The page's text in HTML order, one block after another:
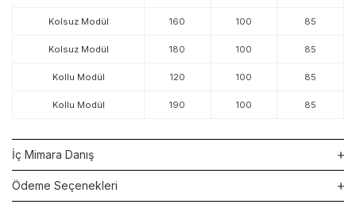
Kolsuz Modül 160 100 85
Kolsuz Modül 180 100 85
Kollu Modül 120 100 85
Kollu Modül 190 100 85
İç Mimara Danış
Ödeme Seçenekleri